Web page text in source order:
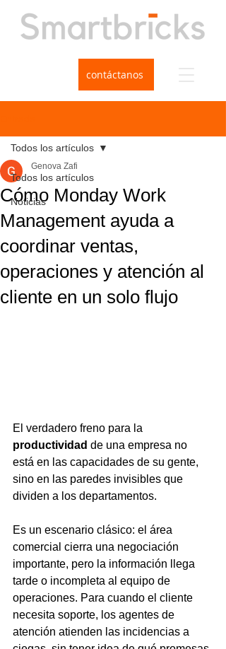
contáctanos
Todos los artículos
Noticias
Todos los artículos
Cómo Monday Work
Management ayuda a
coordinar ventas,
operaciones y atención al
cliente en un solo flujo
Genova Zafi
El verdadero freno para la
productividad de una empresa no
está en las capacidades de su gente,
sino en las paredes invisibles que
dividen a los departamentos.
Es un escenario clásico: el área
comercial cierra una negociación
importante, pero la información llega
tarde o incompleta al equipo de
operaciones. Para cuando el cliente
necesita soporte, los agentes de
atención atienden las incidencias a